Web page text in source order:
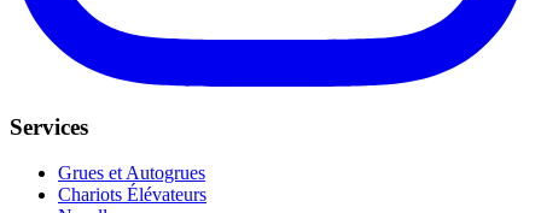
Services
Grues et Autogrues
Chariots Élévateurs